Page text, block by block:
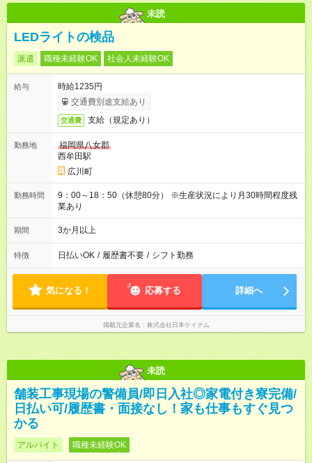
未読
LEDライトの検品
派遣 職種未経験OK 社会人未経験OK
給与
時給1235円
交通費別途支給あり
交通費 支給（規定あり）
勤務地
福岡県八女郡
西牟田駅
広川町
勤務時間
9：00～18：50（休憩80分） ※生産状況により月30時間程度残
業あり
期間 3か月以上
特徴 日払いOK / 履歴書不要 / シフト勤務
気になる！ 応募する 詳細へ
掲載元企業名 株式会社日本ケイテム
未読
舗装工事現場の警備員/即日入社◎家電付き寮完備/
日払い可/履歴書・面接なし！家も仕事もすぐ見つ
かる
アルバイト 職種未経験OK